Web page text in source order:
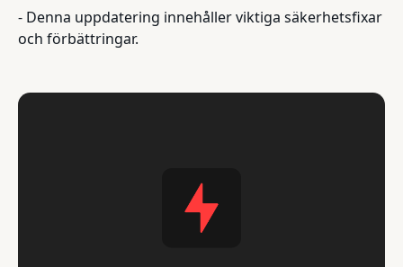
- Denna uppdatering innehåller viktiga säkerhetsfixar
och förbättringar.